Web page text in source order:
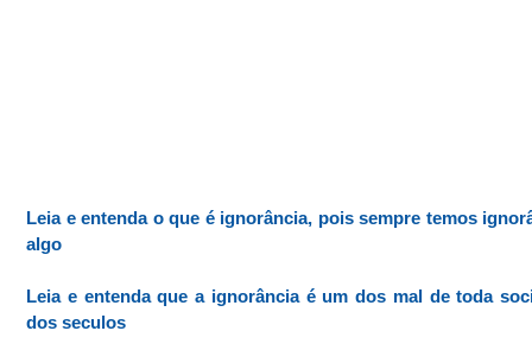
Leia e entenda o que é ignorância, pois sempre temos
algo
Leia e entenda que a ignorância é um dos mal de toda
dos seculos